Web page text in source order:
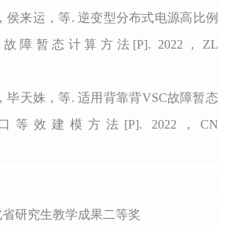
侯来运，等. 逆变型分布式电源高比例
障暂态计算方法[P]. 2022，ZL
毕天姝，等. 适用背靠背VSC故障暂态
等效建模方法[P]. 2022，CN
省研究生教学成果二等奖